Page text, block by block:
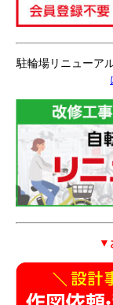
駐輪場リニューア
▼